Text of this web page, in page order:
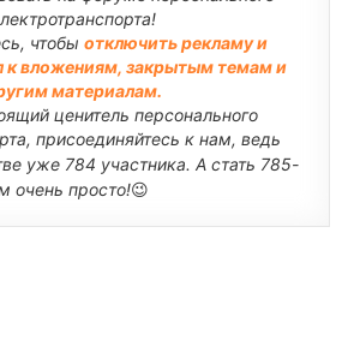
чтобы отключить рекламу и
к вложениям, закрытым темам и
материалам.
ценитель персонального
присоединяйтесь к нам, ведь
уже 784 участника. А стать 785-
очень просто!😉